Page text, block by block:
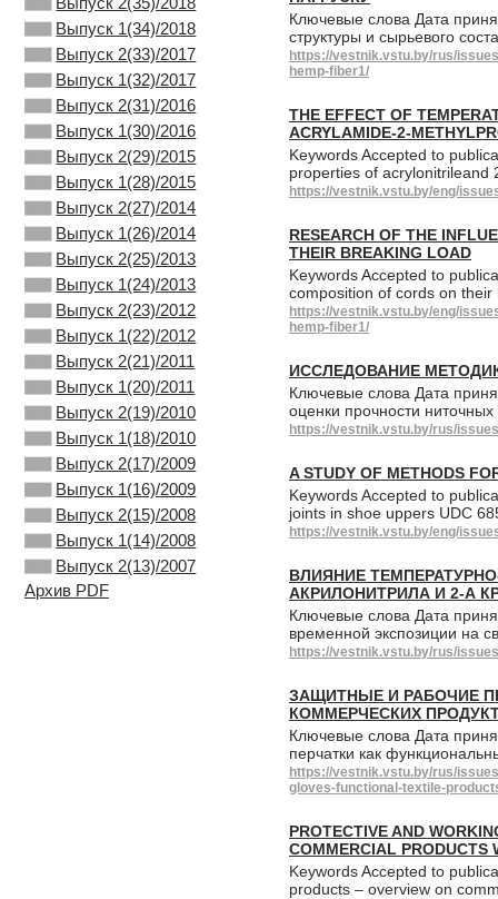
Выпуск 1(34)/2018
Выпуск 2(33)/2017
Выпуск 1(32)/2017
Выпуск 2(31)/2016
Выпуск 1(30)/2016
Выпуск 2(29)/2015
Выпуск 1(28)/2015
Выпуск 2(27)/2014
Выпуск 1(26)/2014
Выпуск 2(25)/2013
Выпуск 1(24)/2013
Выпуск 2(23)/2012
Выпуск 1(22)/2012
Выпуск 2(21)/2011
Выпуск 1(20)/2011
Выпуск 2(19)/2010
Выпуск 1(18)/2010
Выпуск 2(17)/2009
Выпуск 1(16)/2009
Выпуск 2(15)/2008
Выпуск 1(14)/2008
Выпуск 2(13)/2007
Архив PDF
Ключевые слова Дата
структуры и сырьевого
https://vestnik.vstu.by/rus/
hemp-fiber1/
THE EFFECT OF
ACRYLAMIDE-2-
Keywords Accepted to
properties of
https://vestnik.vstu.by/eng/
RESEARCH OF THE
THEIR BREAKING LOAD
Keywords Accepted to
composition of cords on
https://vestnik.vstu.by/eng/
hemp-fiber1/
ИССЛЕДОВАНИЕ
Ключевые слова Дата
оценки прочности
https://vestnik.vstu.by/rus/
A STUDY OF METHODS
Keywords Accepted to
joints in shoe uppers UDC
https://vestnik.vstu.by/eng/
ВЛИЯНИЕ
АКРИЛОНИТРИЛА И 2-А
Ключевые слова Дата
временной экспозиции на
https://vestnik.vstu.by/rus/
ЗАЩИТНЫЕ И РАБОЧИЕ
КОММЕРЧЕСКИХ
Ключевые слова Дата
перчатки как
https://vestnik.vstu.by/rus/
gloves-functional-textile-
PROTECTIVE AND
COMMERCIAL PRODUCTS
Keywords Accepted to
products – overview on